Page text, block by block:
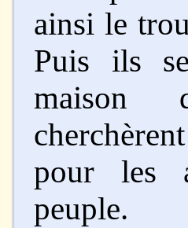
ainsi le
Puis ils
maison
pour les
peuple.